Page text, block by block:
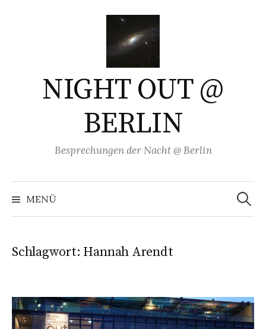
NIGHT OUT @
BERLIN
Besprechungen der Nacht @ Berlin
MENÜ
Suchen
nach:
Schlagwort: Hannah Arendt